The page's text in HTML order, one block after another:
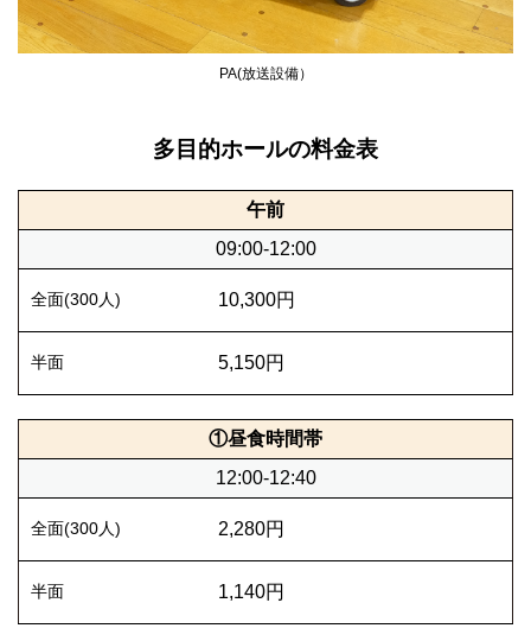
PA(放送設備）
多目的ホールの料金表
午前
09:00-12:00
10,300円
5,150円
①昼食時間帯
12:00-12:40
2,280円
1,140円